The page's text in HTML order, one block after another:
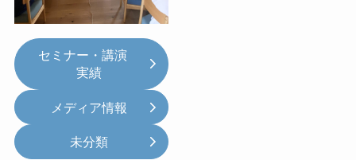
セミナー・講演
実績
メディア情報
未分類